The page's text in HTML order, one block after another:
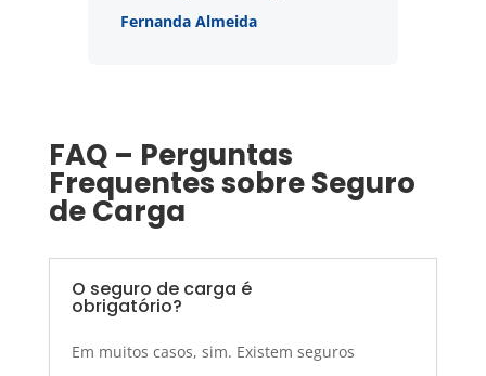
Fernanda Almeida
FAQ – Perguntas
Frequentes sobre Seguro
de Carga
O seguro de carga é
obrigatório?
Em muitos casos, sim. Existem seguros